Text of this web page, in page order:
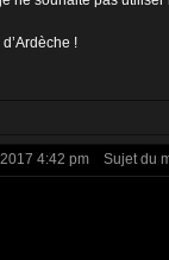
!
4:42 pm Sujet du